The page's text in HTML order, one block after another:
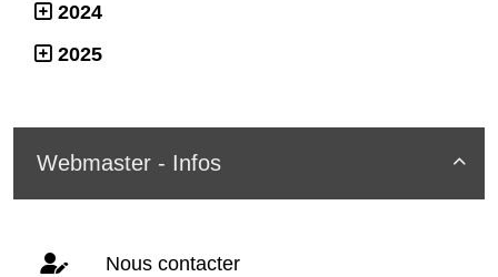
2024
2025

Webmaster - Infos
Nous contacter